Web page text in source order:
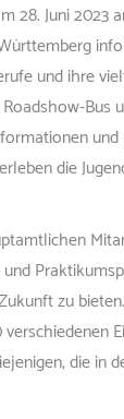
Juni 2023
und ihre
Bus
die
zu
die in